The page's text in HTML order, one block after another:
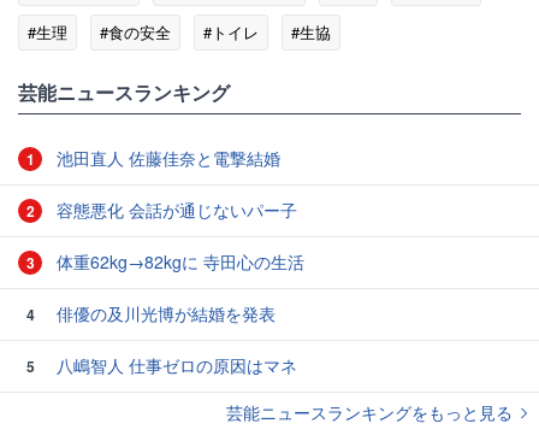
#生理
#食の安全 #トイレ #生協
芸能ニュースランキング
1 池田直人 佐藤佳奈と電撃結婚
2 容態悪化 会話が通じないパー子
3 体重62kg→82kgに 寺田心の生活
4 俳優の及川光博が結婚を発表
5
八嶋智人 仕事ゼロの原因はマネ
芸能ニュースランキングをもっと見る